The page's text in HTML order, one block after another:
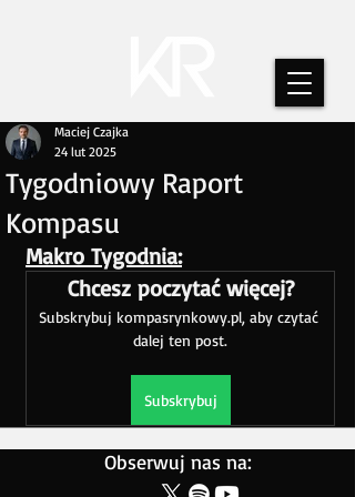
Tygodniowy Raport
Kompasu
Maciej Czajka
24 lut 2025
Makro Tygodnia:
Chcesz poczytać więcej?
Subskrybuj kompasrynkowy.pl, aby czytać
dalej ten post.
Subskrybuj
Obserwuj nas na: